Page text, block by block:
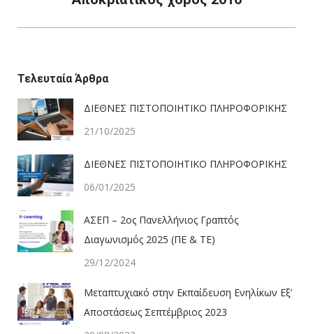
Τελευταία Άρθρα
ΔΙΕΘΝΕΣ ΠΙΣΤΟΠΟΙΗΤΙΚΟ ΠΛΗΡΟΦΟΡΙΚΗΣ
21/10/2025
ΔΙΕΘΝΕΣ ΠΙΣΤΟΠΟΙΗΤΙΚΟ ΠΛΗΡΟΦΟΡΙΚΗΣ
06/01/2025
ΑΣΕΠ – 2ος Πανελλήνιος Γραπτός
Διαγωνισμός 2025 (ΠΕ & ΤΕ)
29/12/2024
Μεταπτυχιακό στην Εκπαίδευση Ενηλίκων Εξ’
Αποστάσεως Σεπτέμβριος 2023